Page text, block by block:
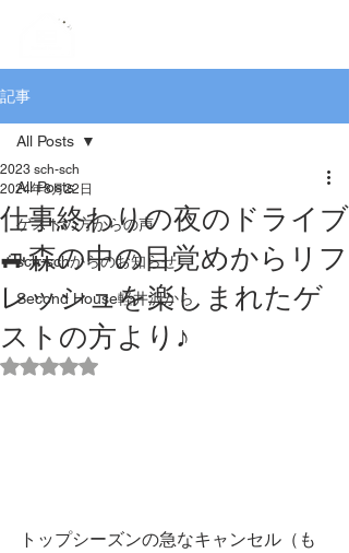
記事
All Posts
ゲストの方からの声
sch-schからのお知らせ
Second House軽井沢から
All Posts
仕事終わりの夜のドライブ
🚙森の中の目覚めからリフ
レッシュを楽しまれたゲ
ストの方より♪
2023 sch-sch
2024年8月22日
5つ星のうちNaNと評価されています。
トップシーズンの急なキャンセル（も